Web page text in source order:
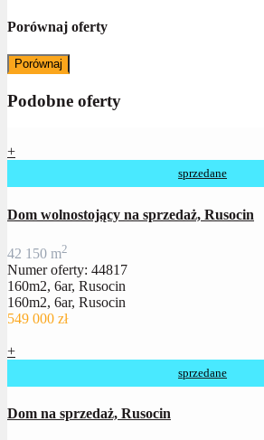
Porównaj oferty
Porównaj
Podobne oferty
+
sprzedane
Dom wolnostojący na sprzedaż, Rusocin
42 150 m2
Numer oferty: 44817
160m2, 6ar, Rusocin
160m2, 6ar, Rusocin
549 000 zł
+
sprzedane
Dom na sprzedaż, Rusocin